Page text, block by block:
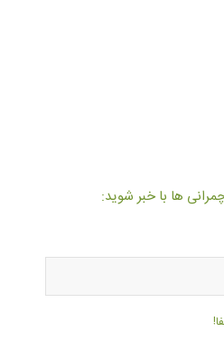
ها با خبر شوید: